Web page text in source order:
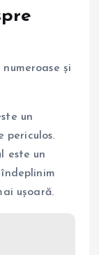
și
un
periculos.
este un
ușoară.